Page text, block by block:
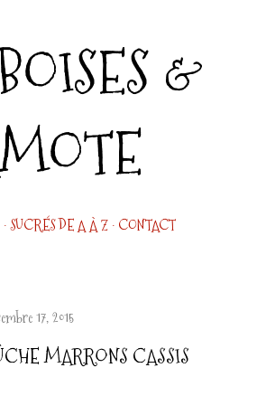
&
SUCRÉS DE A À Z CONTACT
17, 2015
MARRONS CASSIS